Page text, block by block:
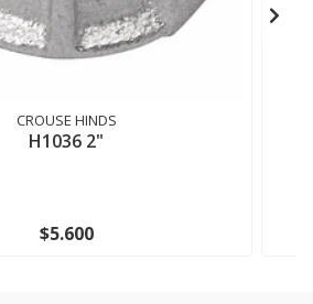
CROUSE HINDS
H1036 2"
$5.600